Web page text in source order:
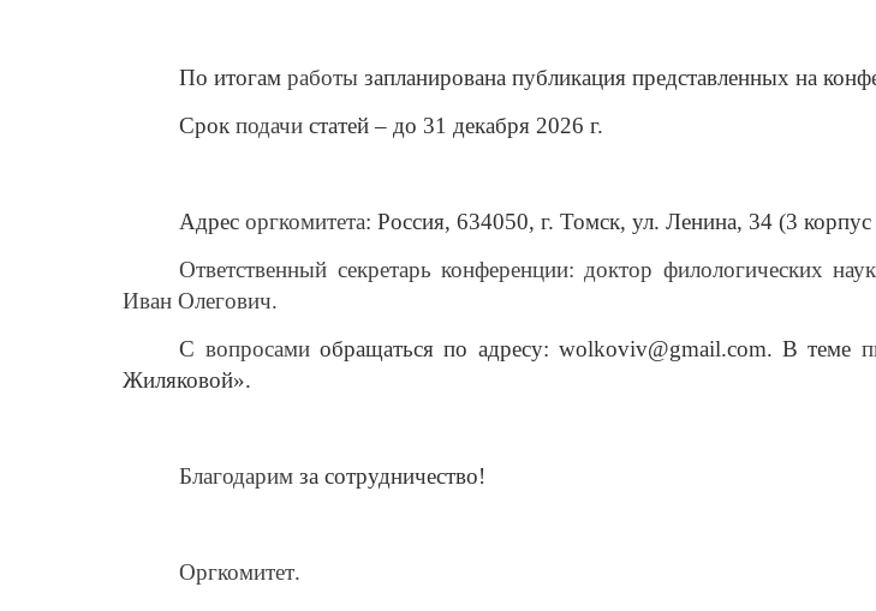
По итогамработы запланирована публикация представленных на
Срокподачи статей – до 31 декабря 2026 г.
Адресоргкомитета: Россия, 634050, г. Томск, ул. Ленина, 34 (3
Ответственный секретарь конференции: доктор филологических
Иван Олегович.
С вопросамиобращаться по адресу: wolkoviv@gmail.com. В теме
Жиляковой».
Благодарим за сотрудничество!
Оргкомитет.